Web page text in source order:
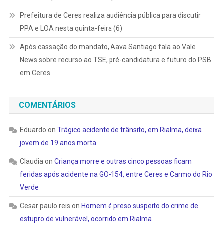
Prefeitura de Ceres realiza audiência pública para discutir
PPA e LOA nesta quinta-feira (6)
Após cassação do mandato, Aava Santiago fala ao Vale
News sobre recurso ao TSE, pré-candidatura e futuro do PSB
em Ceres
COMENTÁRIOS
Eduardo on Trágico acidente de trânsito, em Rialma, deixa
jovem de 19 anos morta
Claudia on Criança morre e outras cinco pessoas ficam
feridas após acidente na GO-154, entre Ceres e Carmo do Rio
Verde
Cesar paulo reis on Homem é preso suspeito do crime de
estupro de vulnerável, ocorrido em Rialma